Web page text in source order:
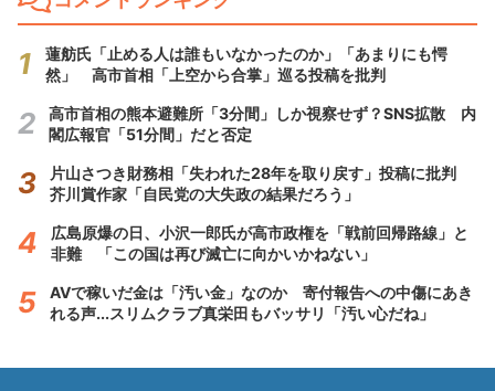
蓮舫氏「止める人は誰もいなかったのか」「あまりにも愕
然」 高市首相「上空から合掌」巡る投稿を批判
高市首相の熊本避難所「3分間」しか視察せず？SNS拡散 内
閣広報官「51分間」だと否定
片山さつき財務相「失われた28年を取り戻す」投稿に批判
芥川賞作家「自民党の大失政の結果だろう」
広島原爆の日、小沢一郎氏が高市政権を「戦前回帰路線」と
非難 「この国は再び滅亡に向かいかねない」
AVで稼いだ金は「汚い金」なのか 寄付報告への中傷にあき
れる声...スリムクラブ真栄田もバッサリ「汚い心だね」